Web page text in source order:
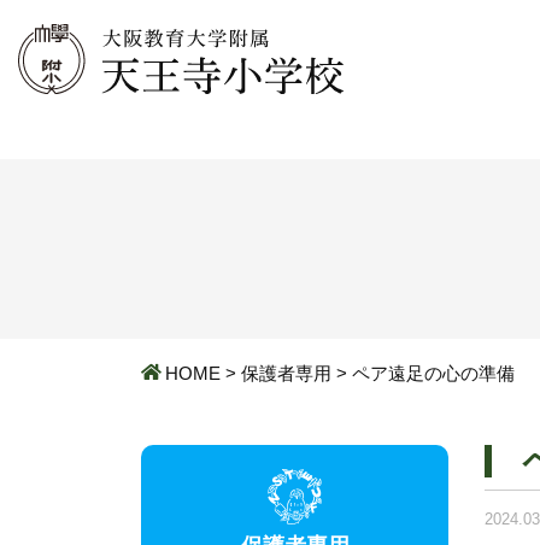
HOME > 保護者専用 > ペア遠足の心の準備